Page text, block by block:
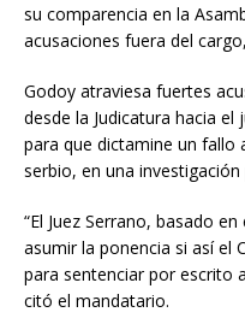
su comparencia en la
acusaciones fuera del
Godoy atraviesa fuertes
desde la Judicatura hacia
para que dictamine un fallo
serbio, en una
“El Juez Serrano, basado
asumir la ponencia si así el
para sentenciar por escrito
citó el mandatario.